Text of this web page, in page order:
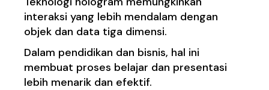
interaksi yang lebih mendalam dengan
objek dan data tiga dimensi.
Dalam pendidikan dan bisnis, hal ini
membuat proses belajar dan presentasi
lebih menarik dan efektif.